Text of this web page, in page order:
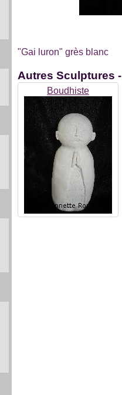
"Gai luron" grès blanc
Autres Sculptures
Boudhiste